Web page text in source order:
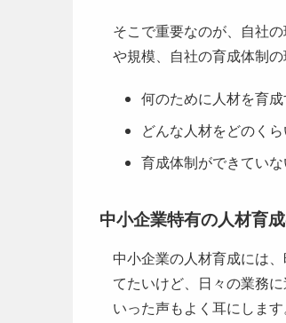
そこで重要なのが、自社
や規模、自社の育成体制
何のために人材を育
どんな人材をどのく
育成体制ができてい
中小企業特有の人材育
中小企業の人材育成には
てたいけど、日々の業務
いった声もよく耳にします